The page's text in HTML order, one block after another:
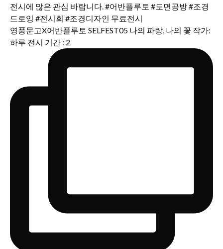
영풍문고X어반플루토 SELFEST05 나의 파랑, 나의 꽃 작가:
하루 전시 기간 : 2